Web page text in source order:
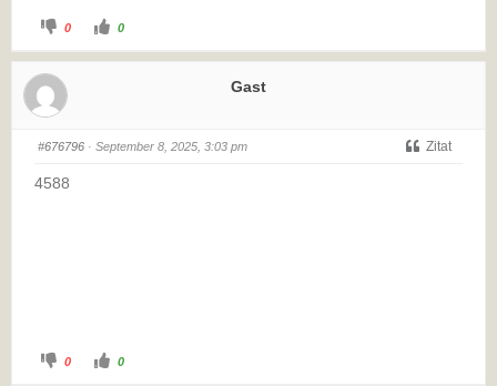
0 0
Gast
#676796 · September 8, 2025, 3:03 pm Zitat
4588
0 0